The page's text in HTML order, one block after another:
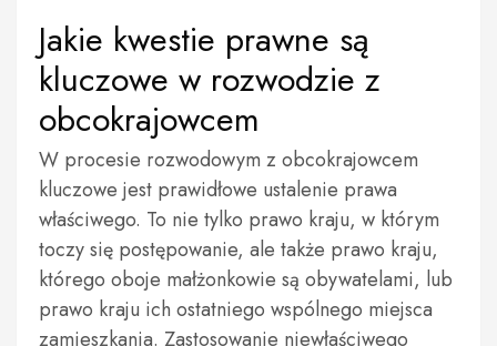
Jakie kwestie prawne są
kluczowe w rozwodzie z
obcokrajowcem
W procesie rozwodowym z obcokrajowcem
kluczowe jest prawidłowe ustalenie prawa
właściwego. To nie tylko prawo kraju, w którym
toczy się postępowanie, ale także prawo kraju,
którego oboje małżonkowie są obywatelami, lub
prawo kraju ich ostatniego wspólnego miejsca
zamieszkania. Zastosowanie niewłaściwego